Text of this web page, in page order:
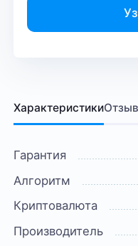
Характеристики
Гарантия
Алгоритм
Криптовалюта
Производитель